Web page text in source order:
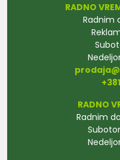
RADNO
Radnim
RADNO
Radnim